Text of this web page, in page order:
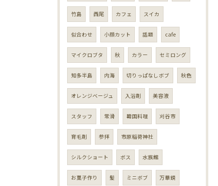
竹島 西尾 カフェ スイカ
似合わせ 小顔カット 話題 cafe
マイクロブタ 秋 カラー セミロング
知多半島 内海 切りっぱなしボブ 秋色
オレンジベージュ 入浴剤 美容液
スタッフ 常滑 韓国料理 刈谷市
育毛剤 参拝 市原稲荷神社
シルクショート ボス 水族館
お菓子作り 髪 ミニボブ 万華鏡